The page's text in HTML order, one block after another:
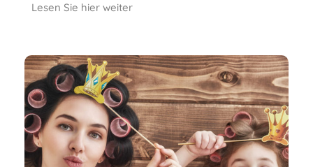
Lesen Sie hier weiter